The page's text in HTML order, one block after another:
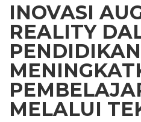
INOVASI
REALITY
MELALUI